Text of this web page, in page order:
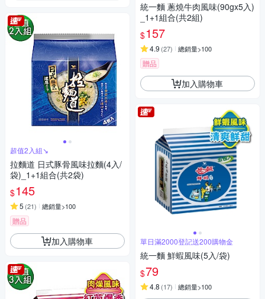
超值2入組↘︎
拉麵道 日式豚骨風味拉麵(4入/
袋)_1+1組合(共2袋)
$145
5 (21) 總銷量>100
贈品
加入購物車
統一麵 蔥燒牛肉風味(90gx5入)
_1+1組合(共2組)
$157
4.9 (27) 總銷量>100
贈品
加入購物車
單日滿2000登記送200購物金
統一麵 鮮蝦風味(5入/袋)
$79
4.8 (17) 總銷量>100